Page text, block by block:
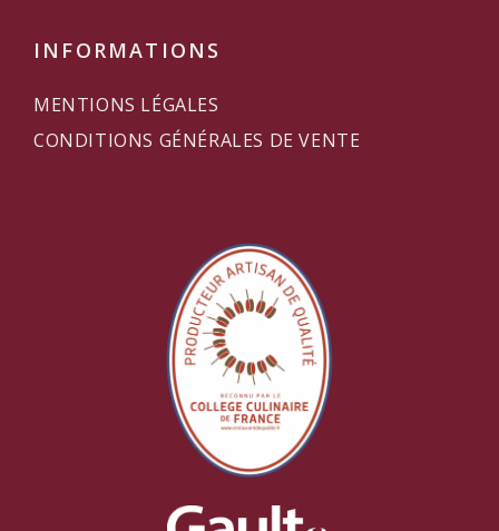
INFORMATIONS
MENTIONS LÉGALES
CONDITIONS GÉNÉRALES DE VENTE